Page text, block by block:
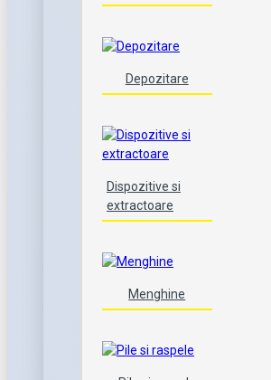
Depozitare
Dispozitive si
extractoare
Menghine